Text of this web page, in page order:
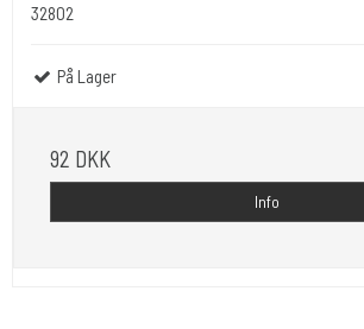
32802
På Lager
92 DKK
Info